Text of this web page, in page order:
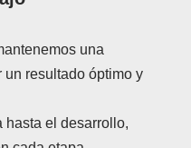
una
resultado óptimo y
hasta el desarrollo,